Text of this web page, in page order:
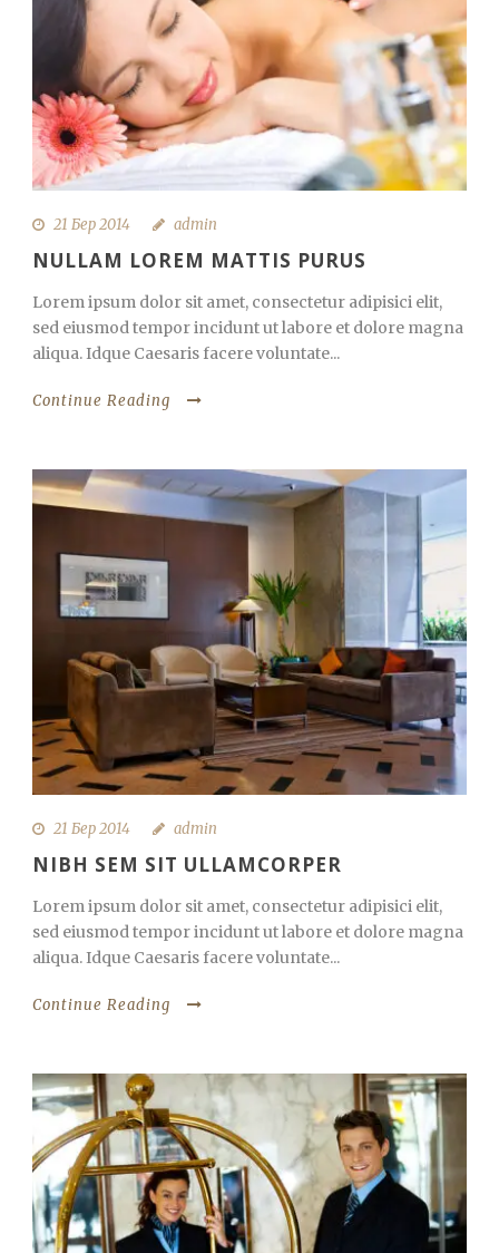
21 Бер 2014 admin
NULLAM LOREM MATTIS PURUS
Lorem ipsum dolor sit amet, consectetur adipisici elit,
sed eiusmod tempor incidunt ut labore et dolore magna
aliqua. Idque Caesaris facere voluntate...
Continue Reading
21 Бер 2014 admin
NIBH SEM SIT ULLAMCORPER
Lorem ipsum dolor sit amet, consectetur adipisici elit,
sed eiusmod tempor incidunt ut labore et dolore magna
aliqua. Idque Caesaris facere voluntate...
Continue Reading